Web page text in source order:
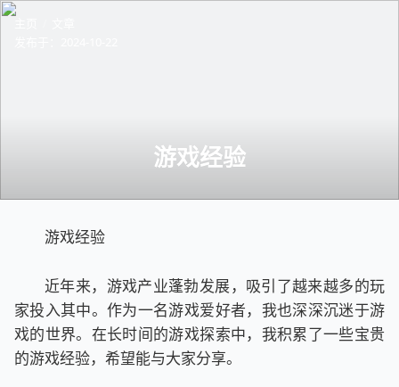
游戏经验
游戏经验
近年来，游戏产业蓬勃发展，吸引了越来越多的玩
家投入其中。作为一名游戏爱好者，我也深深沉迷于游
戏的世界。在长时间的游戏探索中，我积累了一些宝贵
的游戏经验，希望能与大家分享。